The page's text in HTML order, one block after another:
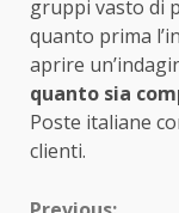
gruppi vasto di
quanto prima
aprire
quanto sia
Poste italiane
clienti.